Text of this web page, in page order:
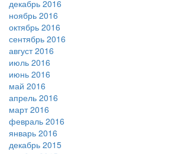
декабрь 2016
ноябрь 2016
октябрь 2016
сентябрь 2016
август 2016
июль 2016
июнь 2016
май 2016
апрель 2016
март 2016
февраль 2016
январь 2016
декабрь 2015